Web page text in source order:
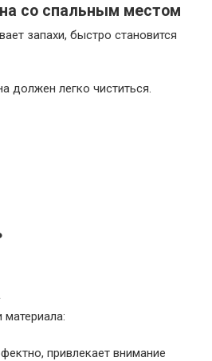
со спальным местом
запахи, быстро становится
должен легко чиститься.
привлекает внимание